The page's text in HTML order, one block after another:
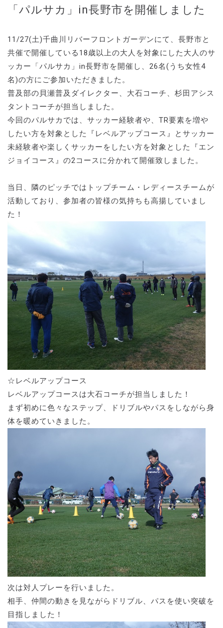
「パルサカ」in長野市を開催しました
11/27(土)千曲川リバーフロントガーデンにて、長野市と
共催で開催している18歳以上の大人を対象にした大人のサ
ッカー「パルサカ」in長野市を開催し、26名(うち女性4
名)の方にご参加いただきました。
普及部の貝瀬普及ダイレクター、大石コーチ、杉田アシス
タントコーチが担当しました。
今回のパルサカでは、サッカー経験者や、TR要素を増や
したい方を対象とした『レベルアップコース』とサッカー
未経験者や楽しくサッカーをしたい方を対象とした『エン
ジョイコース』の2コースに分かれて開催致しました。
当日、隣のピッチではトップチーム・レディースチームが
活動しており、参加者の皆様の気持ちも高揚していまし
た！
☆レベルアップコース
レベルアップコースは大石コーチが担当しました！
まず初めに色々なステップ、ドリブルやパスをしながら身
体を暖めていきました。
次は対人プレーを行いました。
相手、仲間の動きを見ながらドリブル、パスを使い突破を
目指しました！